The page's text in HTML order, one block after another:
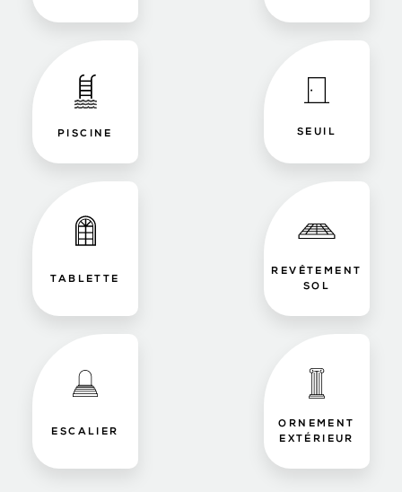
PISCINE SEUIL
TABLETTE
REVÊTEMENT
SOL
ESCALIER
ORNEMENT
EXTÉRIEUR